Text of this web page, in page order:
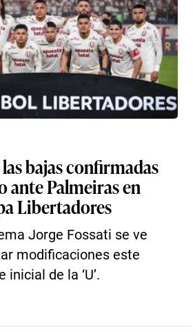
bajas confirmadas
ante Palmeiras en
Libertadores
Jorge Fossati se ve
modificaciones este
de la ‘U’.